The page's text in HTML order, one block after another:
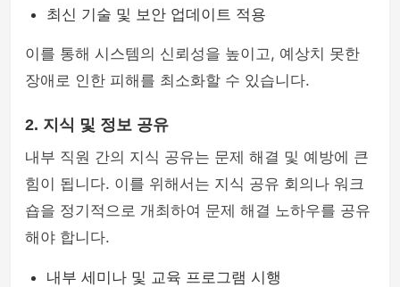
최신 기술 및 보안 업데이트 적용
이를 통해 시스템의 신뢰성을 높이고, 예상치 못한
장애로 인한 피해를 최소화할 수 있습니다.
2. 지식 및 정보 공유
내부 직원 간의 지식 공유는 문제 해결 및 예방에 큰
힘이 됩니다. 이를 위해서는 지식 공유 회의나 워크
숍을 정기적으로 개최하여 문제 해결 노하우를 공유
해야 합니다.
내부 세미나 및 교육 프로그램 시행